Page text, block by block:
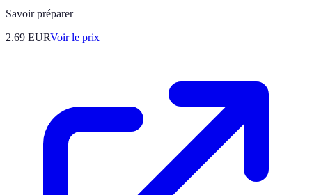
Savoir préparer
2.69 EURVoir le prix